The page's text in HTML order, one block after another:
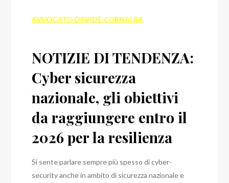
AVVOCATO DAVIDE CORNALBA
NOTIZIE DI TENDENZA:
Cyber sicurezza
nazionale, gli obiettivi
da raggiungere entro il
2026 per la resilienza
Si sente parlare sempre più spesso di cyber-
security anche in ambito di sicurezza nazionale e